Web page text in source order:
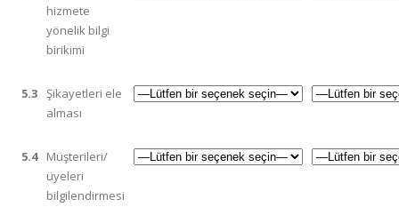
hizmete
yönelik bilgi
birikimi
5.3 Şikayetleri ele
alması
5.4
Müşterileri/
üyeleri
bilgilendirmesi